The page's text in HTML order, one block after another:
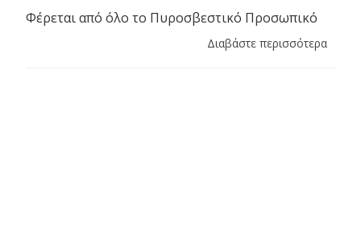
Φέρεται από όλο το Πυροσβεστικό Προσωπικό
Διαβάστε περισσότερα